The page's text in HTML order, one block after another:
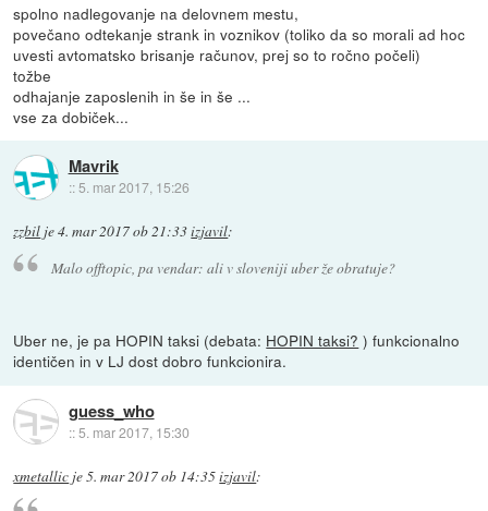
spolno nadlegovanje na delovnem mestu,
povečano odtekanje strank in voznikov (toliko da so morali ad hoc
uvesti avtomatsko brisanje računov, prej so to ročno počeli)
tožbe
odhajanje zaposlenih in še in še ...
vse za dobiček...
Mavrik
:: 5. mar 2017, 15:26
zzbil je4. mar 2017 ob 21:33izjavil:
Malo offtopic, pa vendar: ali v sloveniji uber že obratuje?
Uber ne, je pa HOPIN taksi (debata: HOPIN taksi? ) funkcionalno
identičen in v LJ dost dobro funkcionira.
guess_who
::5. mar 2017, 15:30
xmetallic je5. mar 2017 ob 14:35izjavil: